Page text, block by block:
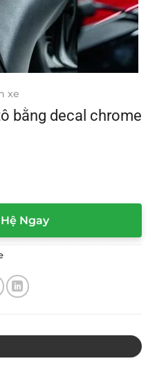
xe
bằng decal chrome
Ngay